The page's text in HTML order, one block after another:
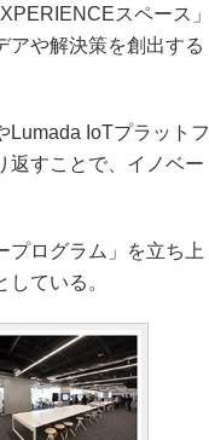
スペース」
アや解決策を創出する
IoTプラットフ
返すことで、イノベー
ログラム」を立ち上
ている。